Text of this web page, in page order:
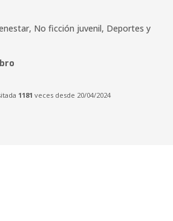
No ficción juvenil, Deportes y
1181 veces desde 20/04/2024